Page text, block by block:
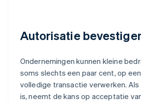
Autorisatie
Ondernemingen kunnen kleine
soms slechts een paar cent, op
volledige transactie verwerken.
is, neemt de kans op acceptatie